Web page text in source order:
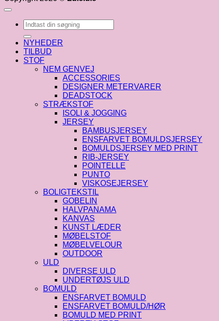
Søg
efter:
NYHEDER
TILBUD
STOF
NEM GENVEJ
ACCESSORIES
DESIGNER METERVARER
DEADSTOCK
STRÆKSTOF
ISOLI & JOGGING
JERSEY
BAMBUSJERSEY
ENSFARVET BOMULDSJERSEY
BOMULDSJERSEY MED PRINT
RIB-JERSEY
POINTELLE
PUNTO
VISKOSEJERSEY
BOLIGTEKSTIL
GOBELIN
HALVPANAMA
KANVAS
KUNST LÆDER
MØBELSTOF
MØBELVELOUR
OUTDOOR
ULD
DIVERSE ULD
UNDERTØJS ULD
BOMULD
ENSFARVET BOMULD
ENSFARVET BOMULD/HØR
BOMULD MED PRINT